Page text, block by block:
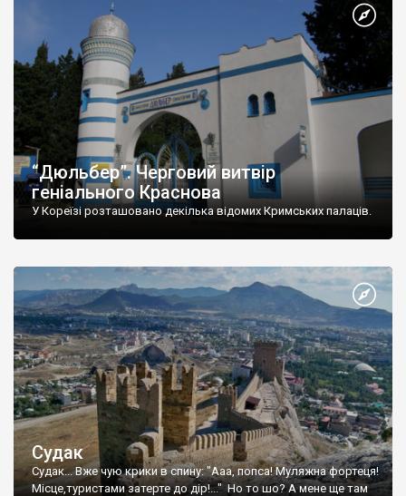
“Дюльбер”. Черговий витвір
геніального Краснова
У Кореїзі розташовано декілька відомих Кримських палаців.
Судак
Судак... Вже чую крики в спину: "Ааа, попса! Муляжна фортеця!
Місце,туристами затерте до дір!..." Но то шо? А мене ще там